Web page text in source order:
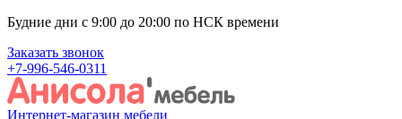
Будние дни с 9:00 до 20:00 по НСК времени
Заказать звонок
+7-996-546-0311
Интернет-магазин мебели